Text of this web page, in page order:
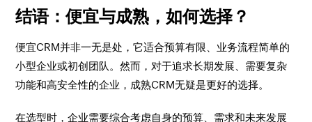
结语：便宜与成熟，如何选择？
便宜CRM并非一无是处，它适合预算有限、业务流程简单的
小型企业或初创团队。然而，对于追求长期发展、需要复杂
功能和高安全性的企业，成熟CRM无疑是更好的选择。
在选型时，企业需要综合考虑自身的预算、需求和未来发展